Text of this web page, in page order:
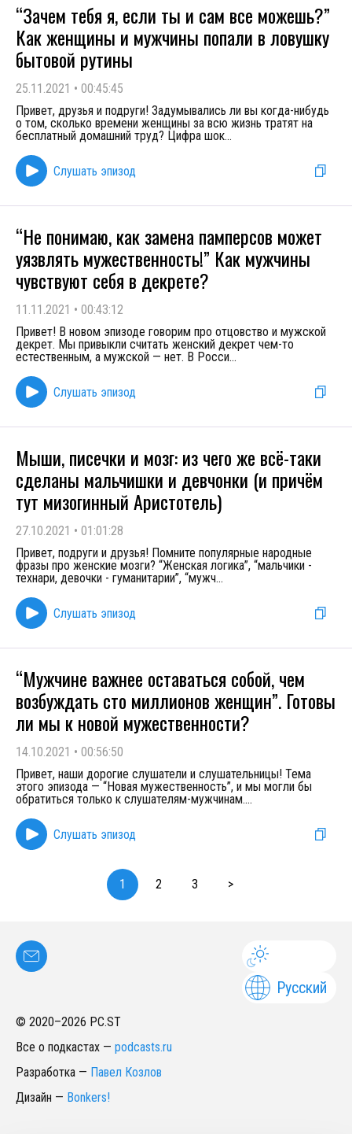
“Зачем тебя я, если ты и сам все можешь?”
Как женщины и мужчины попали в ловушку
бытовой рутины
25.11.2021 • 00:45:45
Привет, друзья и подруги! Задумывались ли вы когда-нибудь
о том, сколько времени женщины за всю жизнь тратят на
бесплатный домашний труд? Цифра шок...
Слушать эпизод
“Не понимаю, как замена памперсов может
уязвлять мужественность!” Как мужчины
чувствуют себя в декрете?
11.11.2021 • 00:43:12
Привет! В новом эпизоде говорим про отцовство и мужской
декрет. Мы привыкли считать женский декрет чем-то
естественным, а мужской — нет. В Росси...
Слушать эпизод
Мыши, писечки и мозг: из чего же всё-таки
сделаны мальчишки и девчонки (и причём
тут мизогинный Аристотель)
27.10.2021 • 01:01:28
Привет, подруги и друзья! Помните популярные народные
фразы про женские мозги? “Женская логика”, “мальчики -
технари, девочки - гуманитарии”, “мужч...
Слушать эпизод
“Мужчине важнее оставаться собой, чем
возбуждать сто миллионов женщин”. Готовы
ли мы к новой мужественности?
14.10.2021 • 00:56:50
Привет, наши дорогие слушатели и слушательницы! Тема
этого эпизода — “Новая мужественность”, и мы могли бы
обратиться только к слушателям-мужчинам....
Слушать эпизод
1 2 3 >
Русский
© 2020–2026 PC.ST
Все о подкастах — podcasts.ru
Разработка — Павел Козлов
Дизайн — Bonkers!